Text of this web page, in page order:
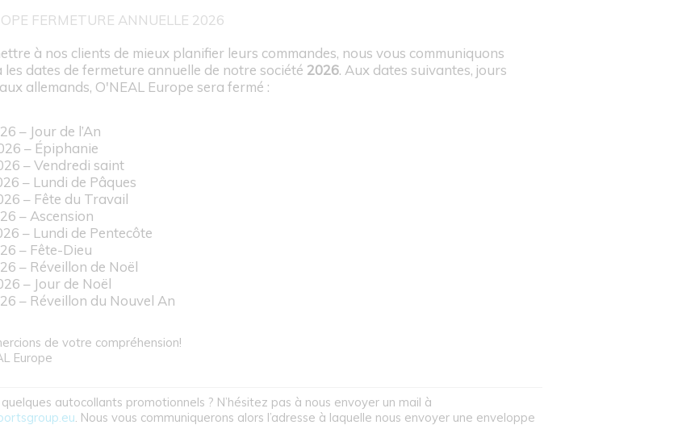
FERMETURE ANNUELLE 2026
à nos clients de mieux planifier leurs commandes, nous vous communiquons
les dates de fermeture annuelle de notre société 2026. Aux dates suivantes, jours
allemands, O'NEAL Europe sera fermé :
– Jour de l’An
– Épiphanie
– Vendredi saint
– Lundi de Pâques
– Fête du Travail
– Ascension
– Lundi de Pentecôte
– Fête-Dieu
– Réveillon de Noël
– Jour de Noël
– Réveillon du Nouvel An
de votre compréhension!
Europe
autocollants promotionnels ? N’hésitez pas à nous envoyer un mail à
. Nous vous communiquerons alors l’adresse à laquelle nous envoyer une enveloppe